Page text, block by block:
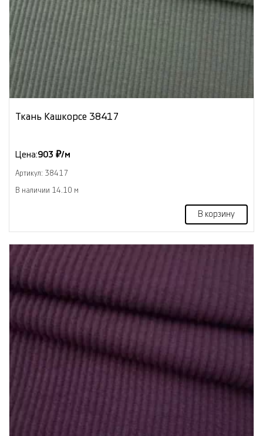
Ткань Кашкорсе 38417
Цена:903 ₽/м
Артикул: 38417
В наличии 14.10 м
В корзину